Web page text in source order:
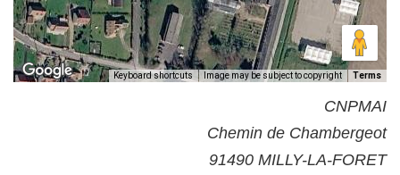
Keyboard shortcuts Image may be subject to copyright Terms
CNPMAI
Chemin de Chambergeot
91490 MILLY-LA-FORET